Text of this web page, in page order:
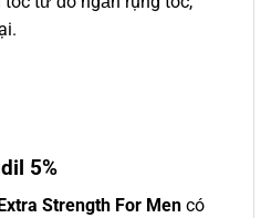
5%
Strength For Mencó